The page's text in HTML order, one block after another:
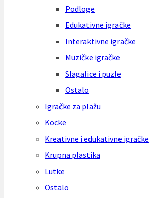
Podloge
Edukativne igračke
Interaktivne igračke
Muzičke igračke
Slagalice i puzle
Ostalo
Igračke za plažu
Kocke
Kreativne i edukativne igračke
Krupna plastika
Lutke
Ostalo